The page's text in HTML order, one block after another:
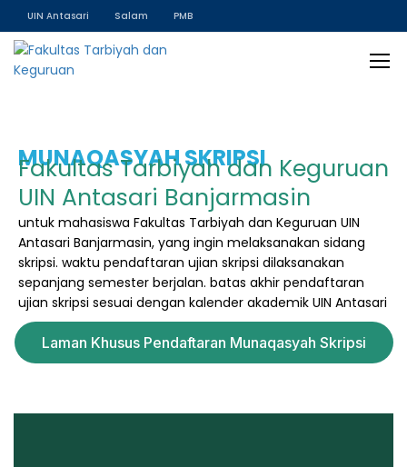
UIN Antasari Salam PMB
MUNAQASYAH SKRIPSI
Fakultas Tarbiyah dan Keguruan
UIN Antasari Banjarmasin
untuk mahasiswa Fakultas Tarbiyah dan Keguruan UIN
Antasari Banjarmasin, yang ingin melaksanakan sidang
skripsi. waktu pendaftaran ujian skripsi dilaksanakan
sepanjang semester berjalan. batas akhir pendaftaran
ujian skripsi sesuai dengan kalender akademik UIN Antasari
Laman Khusus Pendaftaran Munaqasyah Skripsi